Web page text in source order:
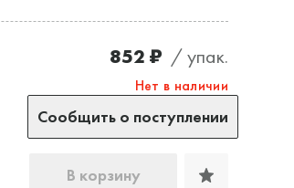
852 ₽ / упак.
Нет в наличии
Сообщить о поступлении
В корзину